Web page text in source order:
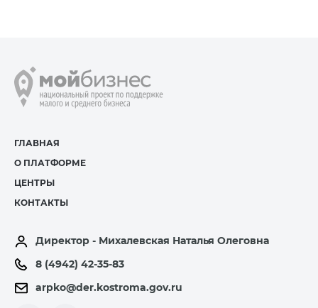
ГЛАВНАЯ
О ПЛАТФОРМЕ
ЦЕНТРЫ
КОНТАКТЫ
Директор - Михалевская Наталья Олеговна
8 (4942) 42-35-83
arpko@der.kostroma.gov.ru